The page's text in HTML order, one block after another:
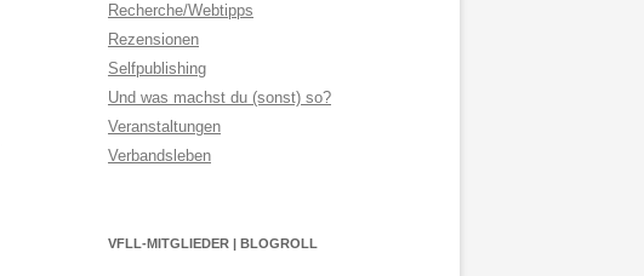
Recherche/Webtipps
Rezensionen
Selfpublishing
Und was machst du (sonst) so?
Veranstaltungen
Verbandsleben
VFLL-MITGLIEDER | BLOGROLL